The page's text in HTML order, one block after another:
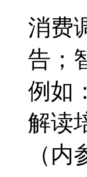
消费
告；
例如
解读
（内